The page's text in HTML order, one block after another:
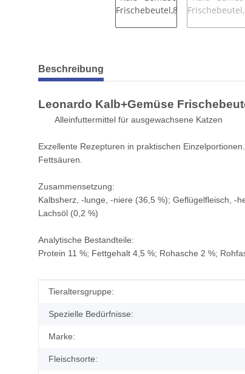
weitere Registerkarten anzeigen
Beschreibung
Leonardo Kalb+Gemüse
Alleinfuttermittel für ausgewachsene Katzen
Exzellente Rezepturen in praktischen
Fettsäuren.
Zusammensetzung:
Kalbsherz, -lunge, -niere (36,5 %); Geflügelfleisch, -
Lachsöl (0,2 %)
Analytische Bestandteile:
Protein 11 %; Fettgehalt 4,5 %; Rohasche 2 %;
Produkteigenschaft
Wert
Tieraltersgruppe:
Spezielle Bedürfnisse:
Marke:
Fleischsorte: